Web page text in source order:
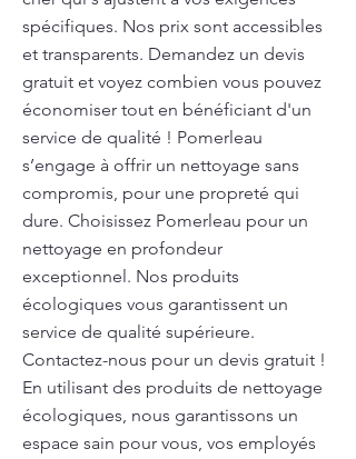
spécifiques. Nos prix sont accessibles
et transparents. Demandez un devis
gratuit et voyez combien vous pouvez
économiser tout en bénéficiant d'un
service de qualité ! Pomerleau
s’engage à offrir un nettoyage sans
compromis, pour une propreté qui
dure. Choisissez Pomerleau pour un
nettoyage en profondeur
exceptionnel. Nos produits
écologiques vous garantissent un
service de qualité supérieure.
Contactez-nous pour un devis gratuit !
En utilisant des produits de nettoyage
écologiques, nous garantissons un
espace sain pour vous, vos employés